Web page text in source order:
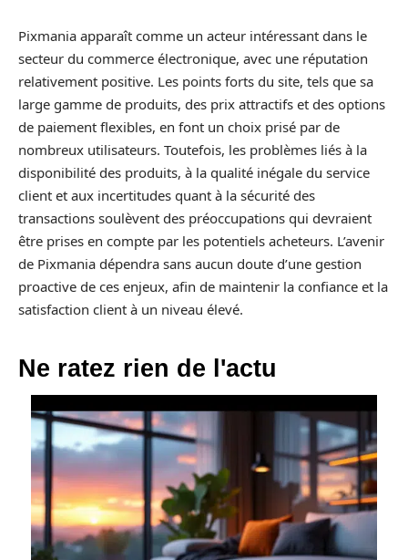
Pixmania apparaît comme un acteur intéressant dans le
secteur du commerce électronique, avec une réputation
relativement positive. Les points forts du site, tels que sa
large gamme de produits, des prix attractifs et des options
de paiement flexibles, en font un choix prisé par de
nombreux utilisateurs. Toutefois, les problèmes liés à la
disponibilité des produits, à la qualité inégale du service
client et aux incertitudes quant à la sécurité des
transactions soulèvent des préoccupations qui devraient
être prises en compte par les potentiels acheteurs. L’avenir
de Pixmania dépendra sans aucun doute d’une gestion
proactive de ces enjeux, afin de maintenir la confiance et la
satisfaction client à un niveau élevé.
Ne ratez rien de l'actu